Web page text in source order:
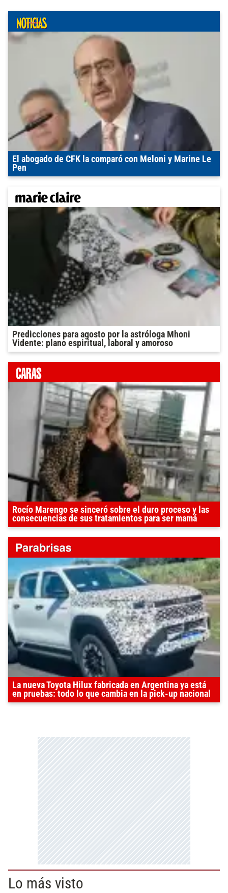
El abogado de CFK la comparó con Meloni y Marine Le
Pen
Predicciones para agosto por la astróloga Mhoni
Vidente: plano espiritual, laboral y amoroso
Rocío Marengo se sinceró sobre el duro proceso y las
consecuencias de sus tratamientos para ser mamá
La nueva Toyota Hilux fabricada en Argentina ya está
en pruebas: todo lo que cambia en la pick-up nacional
Lo más visto